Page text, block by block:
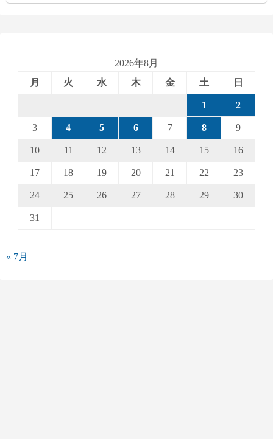
2026年8月
月
火 水 木 金 土 日
1 2
3 4 5 6 7 8 9
10 11 12 13 14 15 16
17 18 19 20 21 22 23
24 25 26 27 28 29 30
31
« 7月